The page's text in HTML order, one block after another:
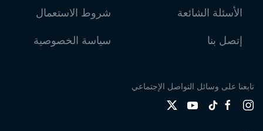
الأسئلة الشائعة
إتصل بنا
شروط الاستعمال
سياسة الخصوصية
تابعنا على وسائل التواصل الإجتماعي